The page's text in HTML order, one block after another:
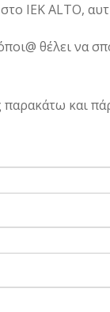
IEK ALTO,
θέλει να
και